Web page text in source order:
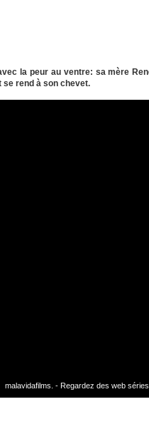
la peur au ventre: sa mère
se rend à son chevet.
malavidafilms. - Regardez des web séries